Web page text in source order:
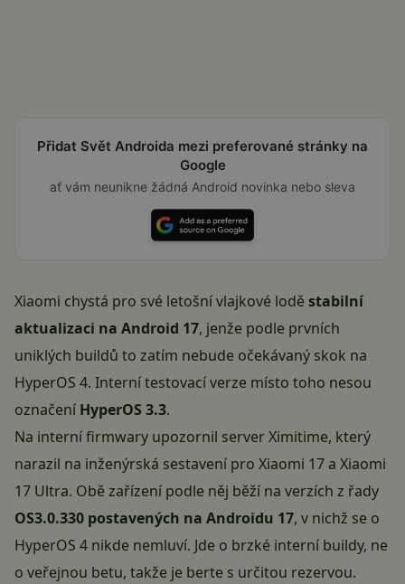
Přidat Svět Androida mezi preferované stránky na
Google
ať vám neunikne žádná Android novinka nebo sleva
Xiaomi chystá pro své letošní vlajkové loděstabilní
aktualizaci na Android 17, jenže podle prvních
uniklých buildů to zatím nebude očekávaný skok na
HyperOS 4. Interní testovací verze místo toho nesou
označení HyperOS 3.3.
Na interní firmwary upozornil serverXimitime, který
narazil na inženýrská sestavení pro Xiaomi 17 a Xiaomi
17 Ultra. Obě zařízení podle něj běží na verzích z řady
OS3.0.330 postavených na Androidu 17, v nichž se o
HyperOS 4 nikde nemluví. Jde o brzké interní buildy, ne
o veřejnou betu, takže je berte s určitou rezervou.